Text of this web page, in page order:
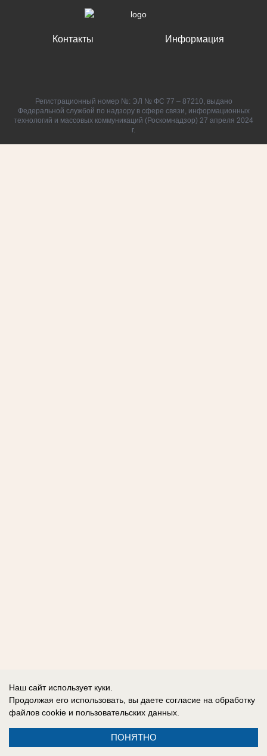
Контакты Информация
Регистрационный номер №: ЭЛ № ФС 77 – 87210, выдано
Федеральной службой по надзору в сфере связи, информационных
технологий и массовых коммуникаций (Роскомнадзор) 27 апреля 2024
г.
Наш сайт использует куки.
Продолжая его использовать, вы даете согласие на обработку
файлов cookie и пользовательских данных.
ПОНЯТНО